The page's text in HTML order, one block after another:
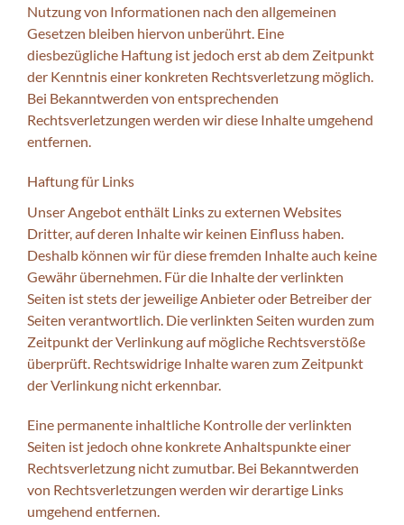
Nutzung von Informationen nach den allgemeinen
Gesetzen bleiben hiervon unberührt. Eine
diesbezügliche Haftung ist jedoch erst ab dem Zeitpunkt
der Kenntnis einer konkreten Rechtsverletzung möglich.
Bei Bekanntwerden von entsprechenden
Rechtsverletzungen werden wir diese Inhalte umgehend
entfernen.
Haftung für Links
Unser Angebot enthält Links zu externen Websites
Dritter, auf deren Inhalte wir keinen Einfluss haben.
Deshalb können wir für diese fremden Inhalte auch keine
Gewähr übernehmen. Für die Inhalte der verlinkten
Seiten ist stets der jeweilige Anbieter oder Betreiber der
Seiten verantwortlich. Die verlinkten Seiten wurden zum
Zeitpunkt der Verlinkung auf mögliche Rechtsverstöße
überprüft. Rechtswidrige Inhalte waren zum Zeitpunkt
der Verlinkung nicht erkennbar.
Eine permanente inhaltliche Kontrolle der verlinkten
Seiten ist jedoch ohne konkrete Anhaltspunkte einer
Rechtsverletzung nicht zumutbar. Bei Bekanntwerden
von Rechtsverletzungen werden wir derartige Links
umgehend entfernen.